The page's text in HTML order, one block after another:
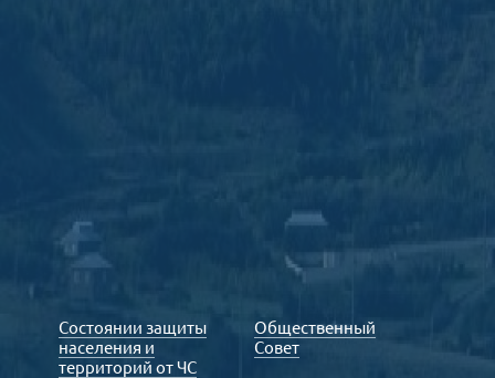
Состоянии защиты
населения и
территорий от ЧС
Общественный
Совет